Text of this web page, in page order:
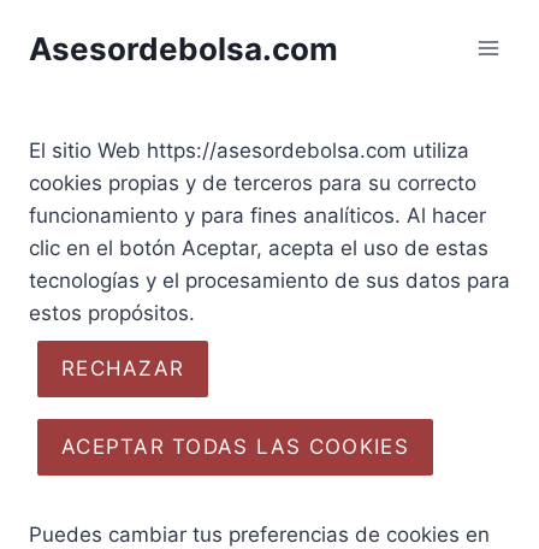
Asesordebolsa.com
El sitio Web https://asesordebolsa.com utiliza
cookies propias y de terceros para su correcto
funcionamiento y para fines analíticos. Al hacer
clic en el botón Aceptar, acepta el uso de estas
tecnologías y el procesamiento de sus datos para
estos propósitos.
RECHAZAR
ACEPTAR TODAS LAS COOKIES
Puedes cambiar tus preferencias de cookies en